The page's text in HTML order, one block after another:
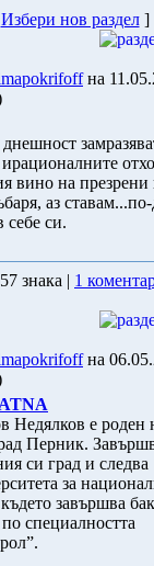
Избeри нов раздел]
на
вино на презрени
аз
себе си.
знака | 1
на
Недялков е роден
Перник.
си град и следва
за
завършва
специалността